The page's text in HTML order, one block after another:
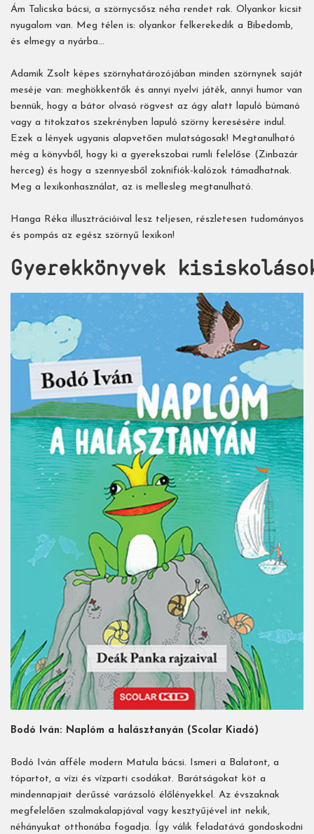
Ám Talicska bácsi, a szörnycsősz néha rendet rak. Olyankor kicsit
nyugalom van. Meg télen is: olyankor felkerekedik a Bibedomb,
és elmegy a nyárba…
Adamik Zsolt képes szörnyhatározójában minden szörnynek saját
meséje van: meghökkentők és annyi nyelvi játék, annyi humor van
bennük, hogy a bátor olvasó rögvest az ágy alatt lapuló búmanó
vagy a titokzatos szekrényben lapuló szörny keresésére indul.
Ezek a lények ugyanis alapvetően mulatságosak! Megtanulható
még a könyvből, hogy ki a gyerekszobai rumli felelőse (Zinbazár
herceg) és hogy a szennyesből zoknifiók-kalózok támadhatnak.
Meg a lexikonhasználat, az is mellesleg megtanulható.
Hanga Réka illusztrációival lesz teljesen, részletesen tudományos
és pompás az egész szörnyű lexikon!
Gyerekkönyvek
Bodó Iván: Naplóm a halásztanyán (Scolar Kiadó)
Bodó Iván afféle modern Matula bácsi. Ismeri a Balatont, a
tópartot, a vízi és vízparti csodákat. Barátságokat köt a
mindennapjait derűssé varázsoló élőlényekkel. Az évszaknak
megfelelően szalmakalapjával vagy kesztyűjével int nekik,
néhányukat otthonába fogadja. Így válik feladatává gondoskodni